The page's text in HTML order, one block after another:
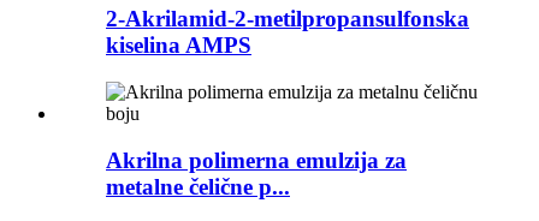
2-Akrilamid-2-metilpropansulfonska
kiselina AMPS
Akrilna polimerna emulzija za
metalne čelične p...